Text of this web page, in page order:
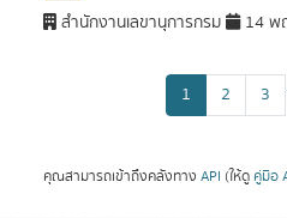
สำนักงานเลขานุการกรม 14 พ
1 2 3
คุณสามารถเข้าถึงคลังทาง API (ให้ดู คู่มือ